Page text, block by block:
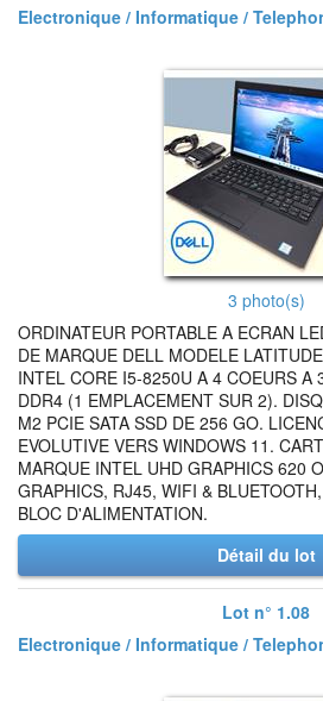
Electronique / Informatique /
3 photo(s)
ORDINATEUR PORTABLE A ECRAN
DE MARQUE DELL MODELE
INTEL CORE I5-8250U A 4 COEURS A
DDR4 (1 EMPLACEMENT SUR 2).
M2 PCIE SATA SSD DE 256 GO.
EVOLUTIVE VERS WINDOWS 11.
MARQUE INTEL UHD GRAPHICS 620
GRAPHICS, RJ45, WIFI &
BLOC D'ALIMENTATION.
Détail du lot
Lot n° 1.08
Electronique / Informatique /